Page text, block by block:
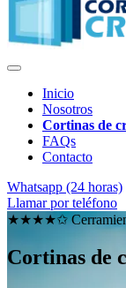
Inicio
Nosotros
Cortinas de
FAQs
Contacto
Whatsapp (24 horas)
Llamar por teléfono
★★★★✩
Cortinas de